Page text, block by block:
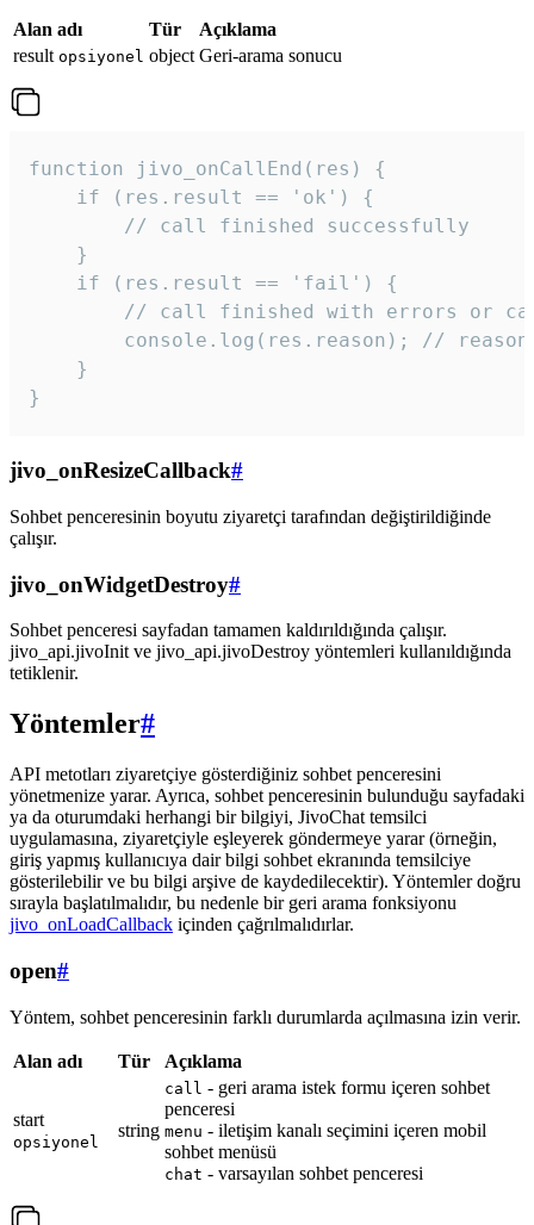
Alan adı Tür
Açıklama
result opsiyonel object Geri-arama sonucu
function jivo_onCallEnd(res) {
    if (res.result == 'ok') {
        // call finished successfully
    }
    if (res.result == 'fail') {
// call finished with errors or
console.log(res.reason); //
    }
}
jivo_onResizeCallback#
Sohbet penceresinin boyutu ziyaretçi tarafından değiştirildiğinde
çalışır.
jivo_onWidgetDestroy#
Sohbet penceresi sayfadan tamamen kaldırıldığında çalışır.
jivo_api.jivoInit ve jivo_api.jivoDestroy yöntemleri kullanıldığında
tetiklenir.
Yöntemler#
API metotları ziyaretçiye gösterdiğiniz sohbet penceresini
yönetmenize yarar. Ayrıca, sohbet penceresinin bulunduğu sayfadaki
ya da oturumdaki herhangi bir bilgiyi, JivoChat temsilci
uygulamasına, ziyaretçiyle eşleyerek göndermeye yarar (örneğin,
giriş yapmış kullanıcıya dair bilgi sohbet ekranında temsilciye
gösterilebilir ve bu bilgi arşive de kaydedilecektir). Yöntemler doğru
sırayla başlatılmalıdır, bu nedenle bir geri arama fonksiyonu
jivo_onLoadCallback içinden çağrılmalıdırlar.
open#
Yöntem, sohbet penceresinin farklı durumlarda açılmasına izin verir.
Alan adı Tür Açıklama
start
opsiyonel
string
call - geri arama istek formu içeren sohbet
penceresi
menu - iletişim kanalı seçimini içeren mobil
sohbet menüsü
chat - varsayılan sohbet penceresi